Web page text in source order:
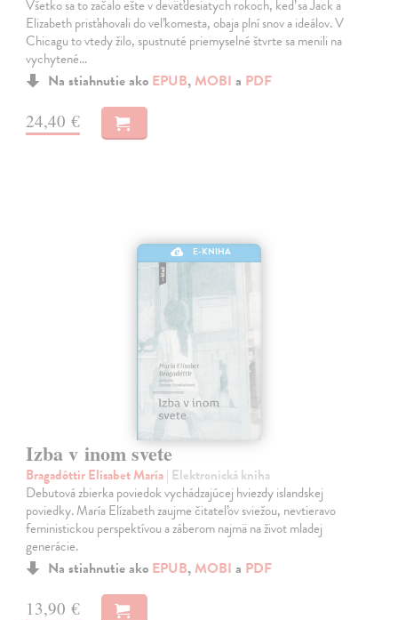
Všetko sa to začalo ešte v deväťdesiatych rokoch, keď sa Jack a
Elizabeth prisťahovali do veľkomesta, obaja plní snov a ideálov. V
Chicagu to vtedy žilo, spustnuté priemyselné štvrte sa menili na
vychytené…
Na stiahnutie ako EPUB, MOBI a PDF
24,40 €
E-KNIHA
Izba v inom svete
Bragadóttir Elísabet María| Elektronická kniha
Debutová zbierka poviedok vychádzajúcej hviezdy islandskej
poviedky. María Elízabeth zaujme čitateľov sviežou, nevtieravo
feministickou perspektívou a záberom najmä na život mladej
generácie.
Na stiahnutie ako EPUB, MOBI a PDF
13,90 €